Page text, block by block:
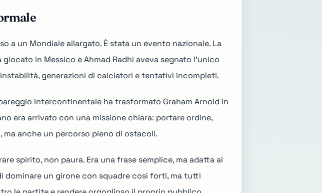
a un Mondiale allargato. È stata un evento nazionale. La
in Messico e Ahmad Radhi aveva segnato l'unico
generazioni di calciatori e tentativi incompleti.
intercontinentale ha trasformato Graham Arnold in
era arrivato con una missione chiara: portare ordine,
anche un percorso pieno di ostacoli.
spirito, non paura. Era una frase semplice, ma adatta al
dominare un girone con squadre così forti, ma tutti